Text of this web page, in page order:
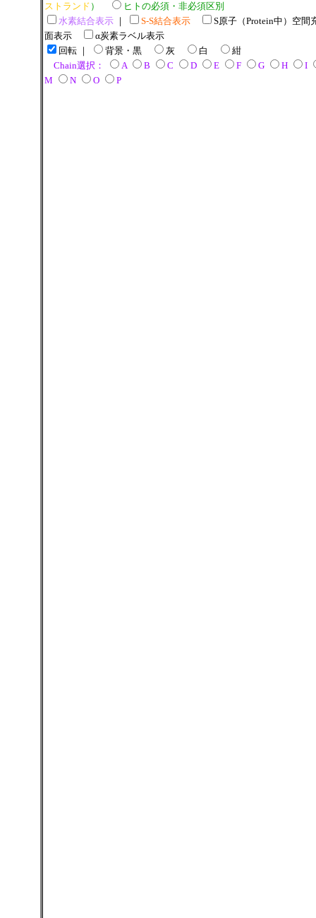
ストランド ）
ヒトの必須・非必須区別
水素結合表示｜ S-S結合表示
S原子（Protein中）空間
面表示
α炭素ラベル表示
回転｜ 背景・黒 灰 白
紺
Chain選択：
A B C D E F G H
I
M
N O P